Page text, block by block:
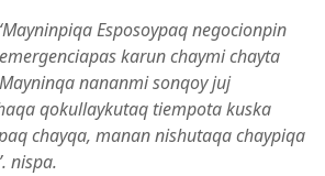
Esposoypaq negocionpin
karun chaymi chayta
nananmi sonqoy juj
qokullaykutaq tiempota kuska
chayqa, manan nishutaqa chaypiqa
nispa.